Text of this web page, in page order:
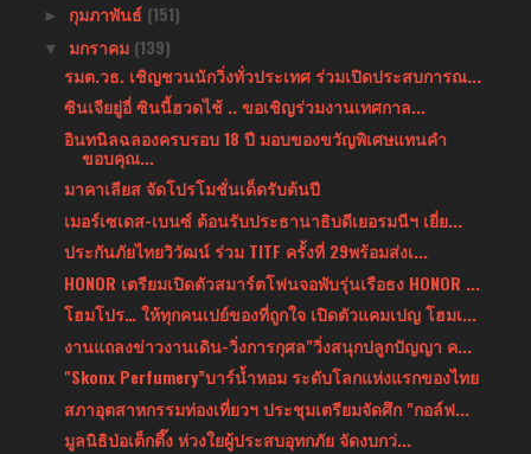
► กุมภาพันธ์ (151)
▼ มกราคม (139)
รมต.วธ. เชิญชวนนักวิ่งทั่วประเทศ ร่วมเปิดประสบการณ...
ซินเจียยู่อี่ ซินนี้ฮวดไช้ .. ขอเชิญร่วมงานเทศกาล...
อินทนิลฉลองครบรอบ 18 ปี มอบของขวัญพิเศษแทนคำ
ขอบคุณ...
มาคาเลียส จัดโปรโมชั่นเด็ดรับต้นปี
เมอร์เซเดส-เบนซ์ ต้อนรับประธานาธิบดีเยอรมนีฯ เยี่ย...
ประกันภัยไทยวิวัฒน์ ร่วม TITF ครั้งที่ 29พร้อมส่งเ...
HONOR เตรียมเปิดตัวสมาร์ตโฟนจอพับรุ่นเรือธง HONOR ...
โฮมโปร… ให้ทุกคนเปย์ของที่ถูกใจ เปิดตัวแคมเปญ โฮมเ...
งานแถลงข่าวงานเดิน-วิ่งการกุศล"วิ่งสนุกปลูกปัญญา ค...
"Skonx Perfumery”บาร์น้ำหอม ระดับโลกแห่งแรกของไทย
สภาอุตสาหกรรมท่องเที่ยวฯ ประชุมเตรียมจัดศึก "กอล์ฟ...
มูลนิธิป่อเต็กตึ๊ง ห่วงใยผู้ประสบอุทกภัย จัดงบกว่...